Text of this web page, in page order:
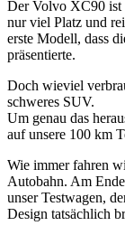
Der Volvo XC90 ist
nur viel Platz und
erste Modell, dass
präsentierte.
Doch wieviel
schweres SUV.
Um genau das
auf unsere 100 km
Wie immer fahren
Autobahn. Am
unser Testwagen,
Design tatsächlich